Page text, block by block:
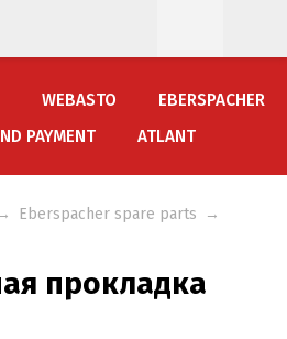
WEBASTO
EBERSPACHER
PAYMENT ATLANT
→ Eberspacher spare parts
→
прокладка